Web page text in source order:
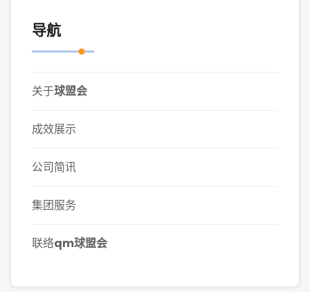
导航
关于球盟会
成效展示
公司简讯
集团服务
联络qm球盟会